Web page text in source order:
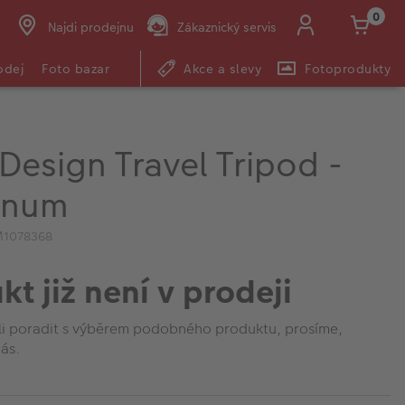
Najdi prodejnu Zákaznický servis
0
Foto bazar Akce a slevy Fotoprodukty
Travel Tripod -
již není v prodeji
poradit s výběrem podobného produktu, prosíme,